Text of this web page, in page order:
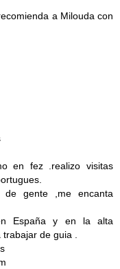
a Milouda con
en fez .realizo visitas
de gente ,me encanta
España y en la alta
de guia .